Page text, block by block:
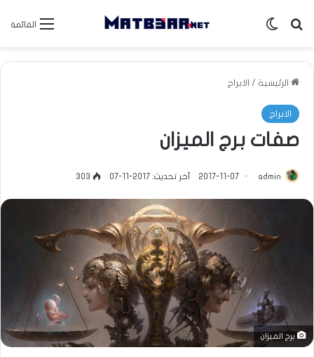
القائمة بحث عنالوضع المظلم
الرئيسية / الابراج
الابراج
صفات برج الميزان
admin
2017-11-07 آخر تحديث: 2017-11-07 303
برج الميزان